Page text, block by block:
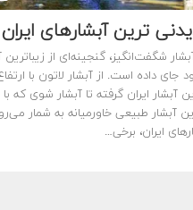
ترین آبشارهای ایران
با ۳۹۰ آبشار شگفت‌انگیز، گنجینه‌ای از
آبشار طبیعی خاورمیانه به شمار
ایران، برخی…